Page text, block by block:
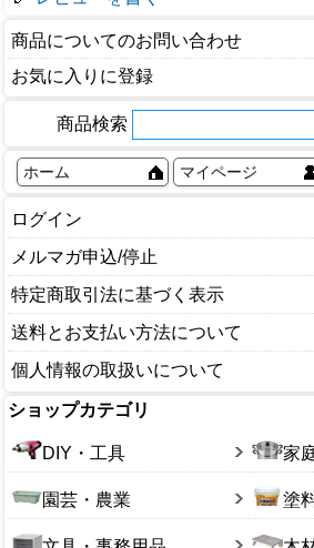
商品についてのお問い合わせ
お気に入りに登録
商品検索
ホーム マイページ
ログイン
メルマガ申込/停止
特定商取引法に基づく表示
送料とお支払い方法について
個人情報の取扱いについて
ショップカテゴリ
DIY・工具 家
園芸・農業 塗